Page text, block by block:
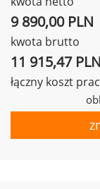
9 890,00 PLN
kwota brutto
11 915,47 PLN
łączny koszt